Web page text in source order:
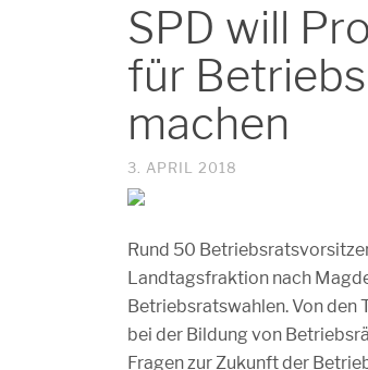
SPD will
für
machen
3. APRIL 2018
Rund 50
Landtagsfraktion nach
Betriebsratswahlen. Von den
bei der Bildung von
Fragen zur Zukunft der